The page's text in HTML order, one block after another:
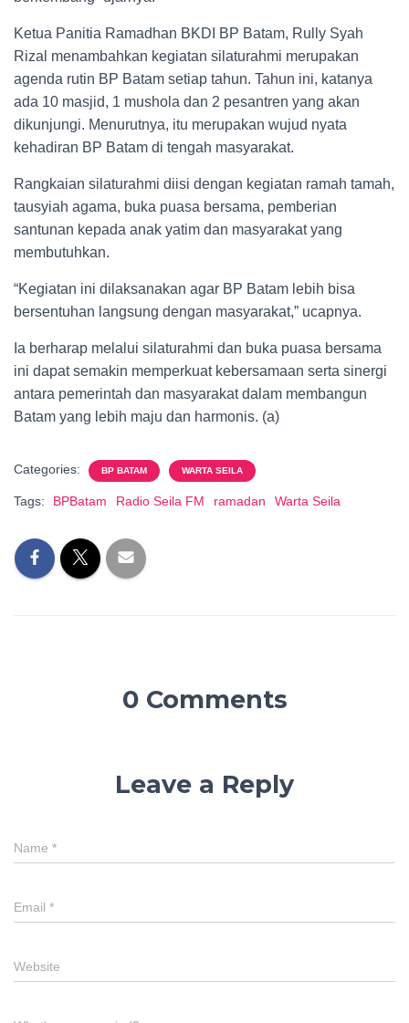
Ketua Panitia Ramadhan BKDI BP Batam, Rully Syah
Rizal menambahkan kegiatan silaturahmi merupakan
agenda rutin BP Batam setiap tahun. Tahun ini, katanya
ada 10 masjid, 1 mushola dan 2 pesantren yang akan
dikunjungi. Menurutnya, itu merupakan wujud nyata
kehadiran BP Batam di tengah masyarakat.
Rangkaian silaturahmi diisi dengan kegiatan ramah tamah,
tausyiah agama, buka puasa bersama, pemberian
santunan kepada anak yatim dan masyarakat yang
membutuhkan.
“Kegiatan ini dilaksanakan agar BP Batam lebih bisa
bersentuhan langsung dengan masyarakat,” ucapnya.
Ia berharap melalui silaturahmi dan buka puasa bersama
ini dapat semakin memperkuat kebersamaan serta sinergi
antara pemerintah dan masyarakat dalam membangun
Batam yang lebih maju dan harmonis. (a)
Categories: BP BATAM WARTA SEILA
Tags: BPBatam Radio Seila FM ramadan Warta Seila
0 Comments
Leave a Reply
Name *
Email *
Website